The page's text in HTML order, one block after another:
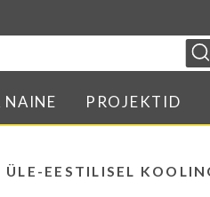
NAINE PROJEKTID
EESTILISEL